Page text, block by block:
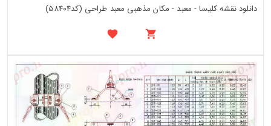
دانلود نقشه کلیسا - معبد - مکان مذهبی معبد طراحی (کد58404)